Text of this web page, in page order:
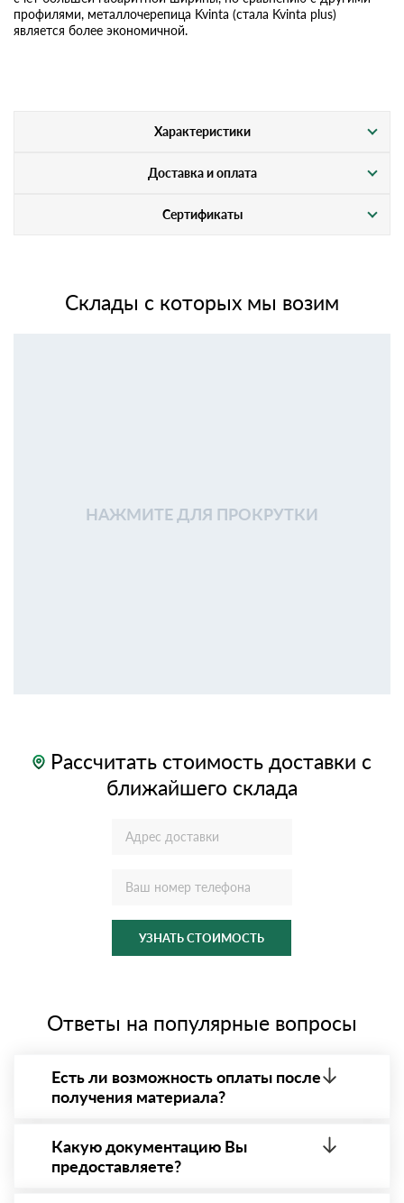
профилями, металлочерепица Kvinta (стала Kvinta plus)
является более экономичной.
Характеристики
Доставка и оплата
Сертификаты
Склады с которых мы возим
НАЖМИТЕ ДЛЯ ПРОКРУТКИ
Рассчитать стоимость доставки с
ближайшего склада
УЗНАТЬ СТОИМОСТЬ
Ответы на популярные вопросы
Есть ли возможность оплаты после
получения материала?
- оплата по факту получения товара. При этом,
если доставленный товар был ненадлежащего
качества, то Вы вправе от него отказаться.
Какую документацию Вы
предоставляете?